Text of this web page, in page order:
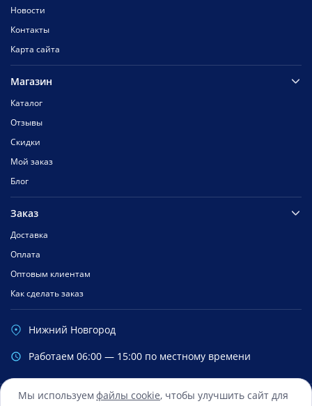
Мы используем файлы cookie, чтобы улучшить сайт для
Новости
Контакты
Карта сайта
Магазин
Каталог
Отзывы
Скидки
Мой заказ
Блог
Заказ
Доставка
Оплата
Оптовым клиентам
Как сделать заказ
Нижний Новгород
Работаем 06:00 — 15:00 по местному времени